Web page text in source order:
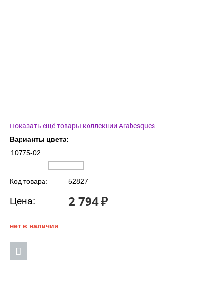
Показать ещё товары коллекции Arabesques
Варианты цвета:
10775-02
Код товара: 52827
Цена: 2 794₽
нет в наличии